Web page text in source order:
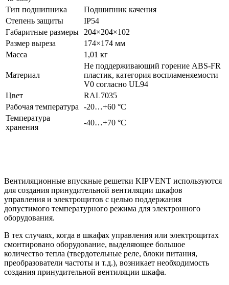
Тип подшипника
Подшипник качения
Степень защиты
IP54
Габаритные размеры
204×204×102
Размер выреза
174×174 мм
Масса
1,01 кг
Материал
Не поддерживающий горение ABS-FR
пластик, категория воспламеняемости
V0 согласно UL94
Цвет
RAL7035
Рабочая температура
-20…+60 °C
Температура
хранения
-40…+70 °C
Вентиляционные впускные решетки KIPVENT используются
для создания принудительной вентиляции шкафов
управления и электрощитов с целью поддержания
допустимого температурного режима для электронного
оборудования.
В тех случаях, когда в шкафах управления или электрощитах
смонтировано оборудование, выделяющее большое
количество тепла (твердотельные реле, блоки питания,
преобразователи частоты и т.д.), возникает необходимость
создания принудительной вентиляции шкафа.